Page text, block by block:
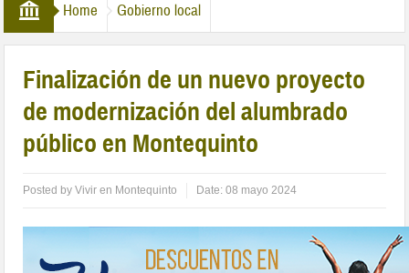
Home Gobierno local
Finalización de un nuevo proyecto
de modernización del alumbrado
público en Montequinto
Posted byVivir en Montequinto Date:08 mayo 2024